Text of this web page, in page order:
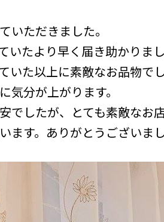
いただきました。
いたより早く届き助かりま
いた以上に素敵なお品物でし
気分が上がります。
でしたが、とても素敵なお
ます。ありがとうございまし